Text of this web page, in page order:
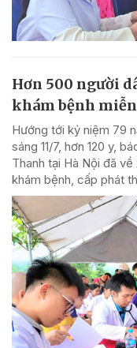
Hơn 500 người
khám bệnh
Hướng tới kỷ niệm 79
sáng 11/7, hơn 120 y,
Thanh tại Hà Nội đã
khám bệnh, cấp phát